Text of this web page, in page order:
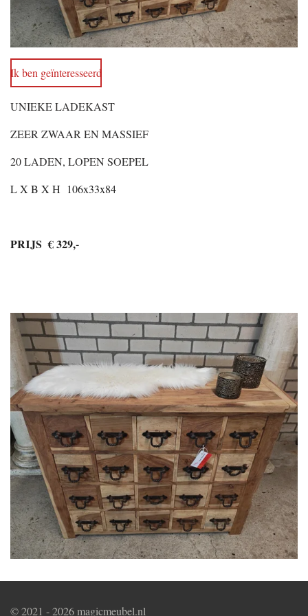
Ik ben geïnteresseerd
UNIEKE LADEKAST
ZEER ZWAAR EN MASSIEF
20 LADEN, LOPEN SOEPEL
L X B X H 106x33x84
PRIJS € 329,-
© 2021 - 2026 magicmeubel.nl